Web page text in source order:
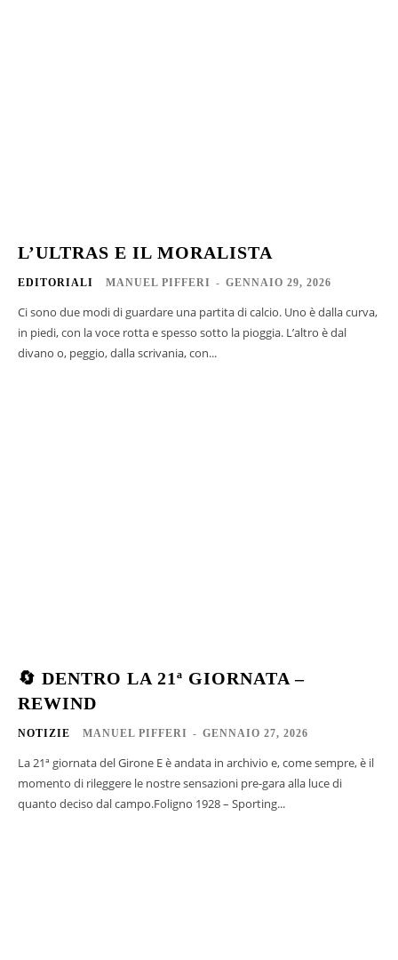
L’ULTRAS E IL MORALISTA
EDITORIALI MANUEL PIFFERI - GENNAIO 29, 2026
Ci sono due modi di guardare una partita di calcio. Uno è dalla curva,
in piedi, con la voce rotta e spesso sotto la pioggia. L’altro è dal
divano o, peggio, dalla scrivania, con...
🔄 DENTRO LA 21ª GIORNATA –
REWIND
NOTIZIE MANUEL PIFFERI - GENNAIO 27, 2026
La 21ª giornata del Girone E è andata in archivio e, come sempre, è il
momento di rileggere le nostre sensazioni pre-gara alla luce di
quanto deciso dal campo.Foligno 1928 – Sporting...